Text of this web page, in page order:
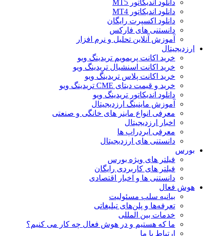
دانلود اندیکاتور MT5
دانلود اندیکاتور MT4
دانلود اکسپرت رایگان
دانستنی های فارکس
آموزش آنلاین تحلیل و نرم افزار
ارزدیجیتال
خرید اکانت پریمویم تریدینگ ویو
خرید اکانت اسنشیال تریدینگ ویو
خرید اکانت پلاس تریدینگ ویو
خرید و قیمت دیتای CME تریدینگ ویو
دانلود اندیکاتور تریدینگ ویو
آموزش ماینینگ ارزدیجیتال
معرفی انواع ماینر های خانگی و صنعتی
اخبار ارزدیجیتال
معرفی ایردراپ ها
دانستنی های ارزدیجیتال
بورس
فیلتر های ویژه بورس
فیلتر های کاربردی رایگان
دانستنی ها و اخبار اقتصادی
هوش فعال
بیانیه سلب مسئولیت
تعرفه‌ها و پلن‌های تبلیغاتی
خدمات بین المللی
ما که هستیم و در هوش فعال چه کار می کنیم؟
ارتباط با ما